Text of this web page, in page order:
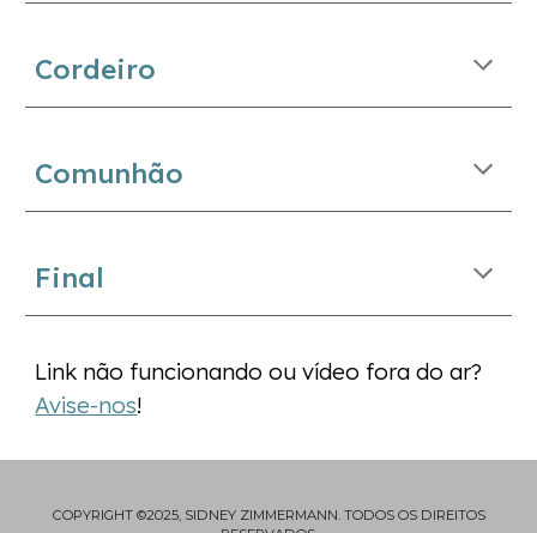
Cordeiro
Comunhão
Final
Link não funcionando ou vídeo fora do ar?
Avise-nos!
COPYRIGHT ©2025, SIDNEY ZIMMERMANN. TODOS OS DIREITOS